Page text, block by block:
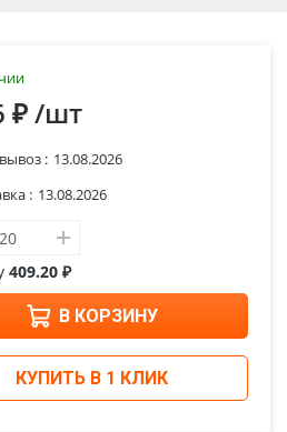
₽/шт
: 13.08.2026
: 13.08.2026
409.20 ₽
В КОРЗИНУ
КУПИТЬ В 1 КЛИК